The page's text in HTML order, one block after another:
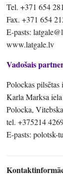
Tel. +371 654
Fax. +371 654
E-pasts:
www.latgale.lv
Vadošais
Polockas
Karla Marksa
Polocka,
tel. +375214
E-pasts: polotsk-